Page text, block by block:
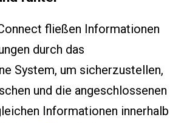
fließen Informationen
durch das
System, um sicherzustellen,
und die angeschlossenen
Informationen innerhalb